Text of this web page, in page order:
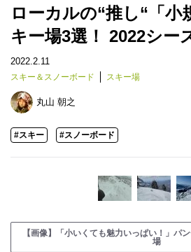
ローカルの“推し“「小
キー場3選！ 2022シー
2022.2.11
スキー＆スノーボード スキー場
丸山 朝之
#スキー #スノーボード
【画像】「小いくても魅力いっぱい！」パ
場